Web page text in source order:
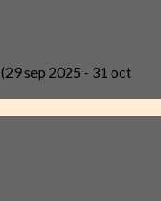
(29 sep 2025 - 31 oct